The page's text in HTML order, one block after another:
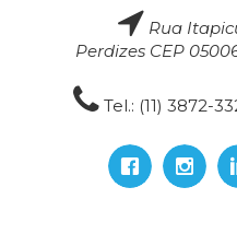
Rua
Perdizes CEP
Tel.: (11) 3872-